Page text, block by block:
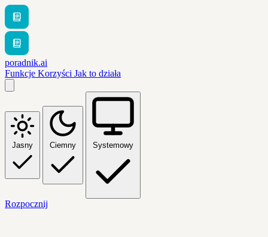
poradnik.ai
Funkcje Korzyści Jak to działa
Jasny Ciemny Systemowy
Rozpocznij